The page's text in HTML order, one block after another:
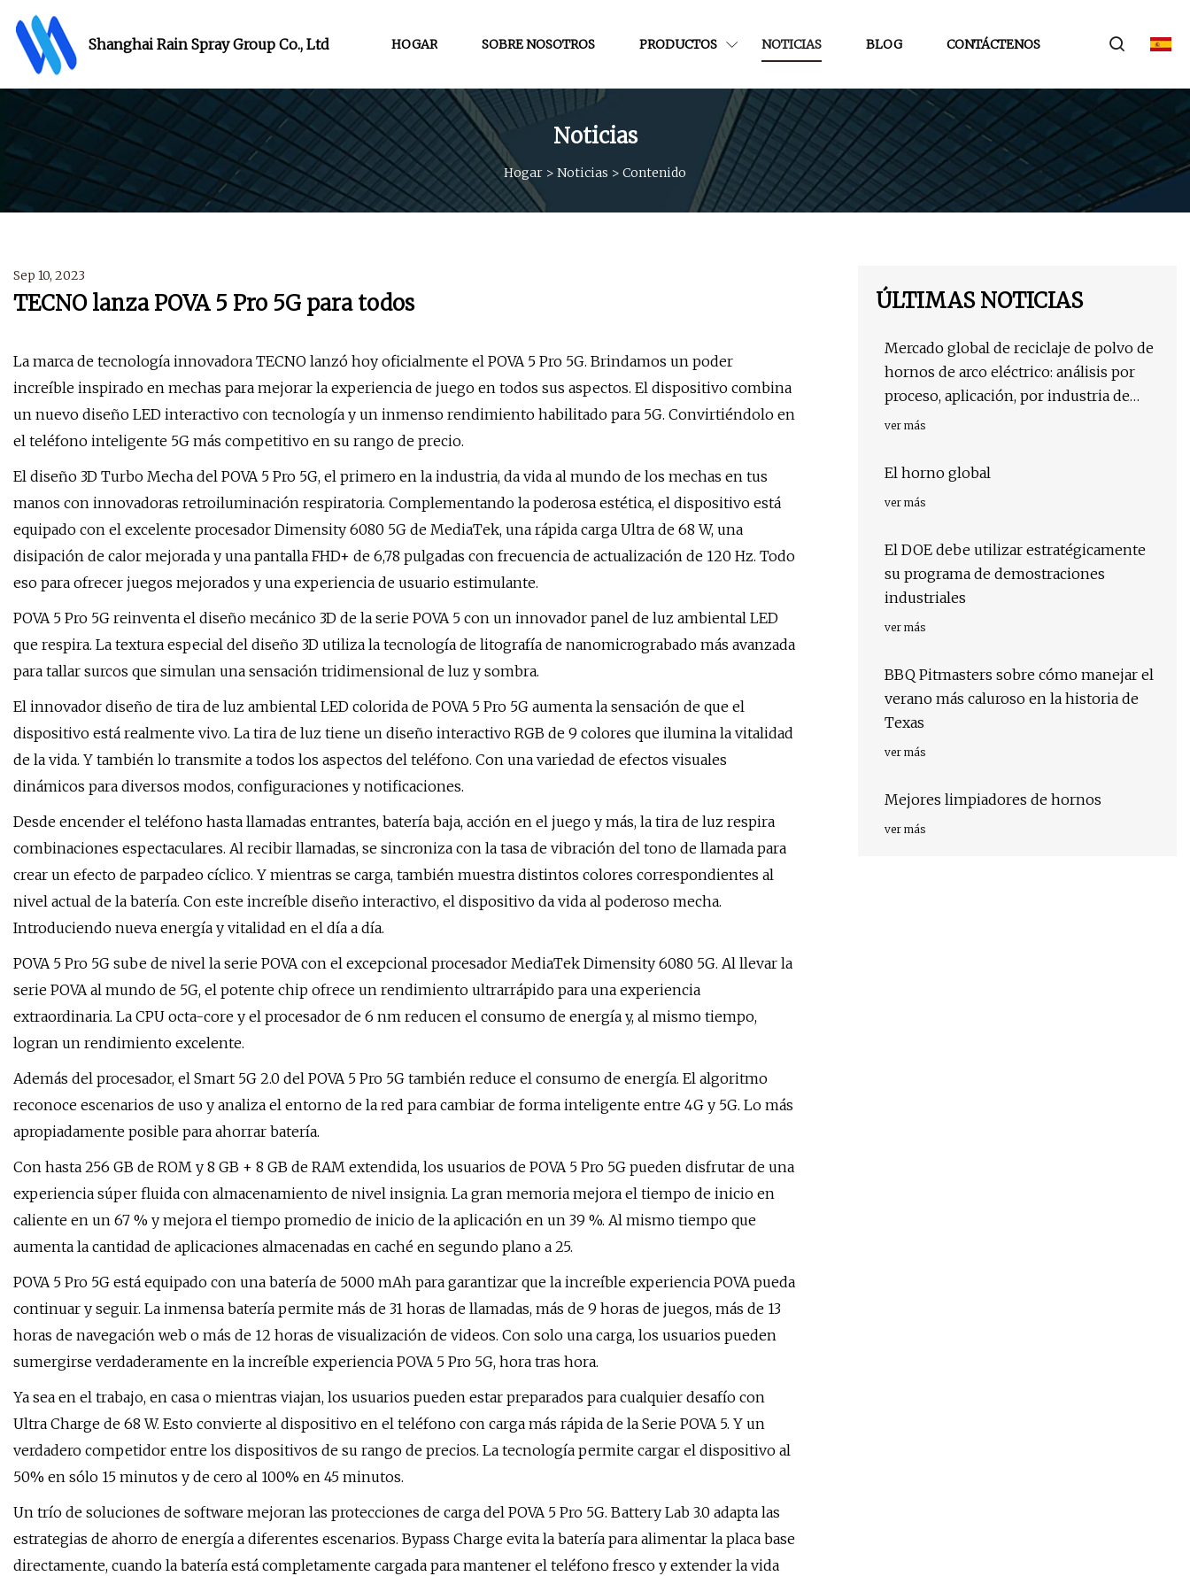
Shanghai Rain Spray Group Co., Ltd HOGAR SOBRE NOSOTROS PRODUCTOS NOTICIAS BLOG CONTÁCTENOS
Noticias
Hogar > Noticias > Contenido
Sep 10, 2023
TECNO lanza POVA 5 Pro 5G para todos
La marca de tecnología innovadora TECNO lanzó hoy oficialmente el POVA 5 Pro 5G. Brindamos un poder
increíble inspirado en mechas para mejorar la experiencia de juego en todos sus aspectos. El dispositivo combina
un nuevo diseño LED interactivo con tecnología y un inmenso rendimiento habilitado para 5G. Convirtiéndolo en
el teléfono inteligente 5G más competitivo en su rango de precio.
El diseño 3D Turbo Mecha del POVA 5 Pro 5G, el primero en la industria, da vida al mundo de los mechas en tus
manos con innovadoras retroiluminación respiratoria. Complementando la poderosa estética, el dispositivo está
equipado con el excelente procesador Dimensity 6080 5G de MediaTek, una rápida carga Ultra de 68 W, una
disipación de calor mejorada y una pantalla FHD+ de 6,78 pulgadas con frecuencia de actualización de 120 Hz. Todo
eso para ofrecer juegos mejorados y una experiencia de usuario estimulante.
POVA 5 Pro 5G reinventa el diseño mecánico 3D de la serie POVA 5 con un innovador panel de luz ambiental LED
que respira. La textura especial del diseño 3D utiliza la tecnología de litografía de nanomicrograbado más avanzada
para tallar surcos que simulan una sensación tridimensional de luz y sombra.
El innovador diseño de tira de luz ambiental LED colorida de POVA 5 Pro 5G aumenta la sensación de que el
dispositivo está realmente vivo. La tira de luz tiene un diseño interactivo RGB de 9 colores que ilumina la vitalidad
de la vida. Y también lo transmite a todos los aspectos del teléfono. Con una variedad de efectos visuales
dinámicos para diversos modos, configuraciones y notificaciones.
Desde encender el teléfono hasta llamadas entrantes, batería baja, acción en el juego y más, la tira de luz respira
combinaciones espectaculares. Al recibir llamadas, se sincroniza con la tasa de vibración del tono de llamada para
crear un efecto de parpadeo cíclico. Y mientras se carga, también muestra distintos colores correspondientes al
nivel actual de la batería. Con este increíble diseño interactivo, el dispositivo da vida al poderoso mecha.
Introduciendo nueva energía y vitalidad en el día a día.
POVA 5 Pro 5G sube de nivel la serie POVA con el excepcional procesador MediaTek Dimensity 6080 5G. Al llevar la
serie POVA al mundo de 5G, el potente chip ofrece un rendimiento ultrarrápido para una experiencia
extraordinaria. La CPU octa-core y el procesador de 6 nm reducen el consumo de energía y, al mismo tiempo,
logran un rendimiento excelente.
Además del procesador, el Smart 5G 2.0 del POVA 5 Pro 5G también reduce el consumo de energía. El algoritmo
reconoce escenarios de uso y analiza el entorno de la red para cambiar de forma inteligente entre 4G y 5G. Lo más
apropiadamente posible para ahorrar batería.
Con hasta 256 GB de ROM y 8 GB + 8 GB de RAM extendida, los usuarios de POVA 5 Pro 5G pueden disfrutar de una
experiencia súper fluida con almacenamiento de nivel insignia. La gran memoria mejora el tiempo de inicio en
caliente en un 67 % y mejora el tiempo promedio de inicio de la aplicación en un 39 %. Al mismo tiempo que
aumenta la cantidad de aplicaciones almacenadas en caché en segundo plano a 25.
POVA 5 Pro 5G está equipado con una batería de 5000 mAh para garantizar que la increíble experiencia POVA pueda
continuar y seguir. La inmensa batería permite más de 31 horas de llamadas, más de 9 horas de juegos, más de 13
horas de navegación web o más de 12 horas de visualización de videos. Con solo una carga, los usuarios pueden
sumergirse verdaderamente en la increíble experiencia POVA 5 Pro 5G, hora tras hora.
Ya sea en el trabajo, en casa o mientras viajan, los usuarios pueden estar preparados para cualquier desafío con
Ultra Charge de 68 W. Esto convierte al dispositivo en el teléfono con carga más rápida de la Serie POVA 5. Y un
verdadero competidor entre los dispositivos de su rango de precios. La tecnología permite cargar el dispositivo al
50% en sólo 15 minutos y de cero al 100% en 45 minutos.
Un trío de soluciones de software mejoran las protecciones de carga del POVA 5 Pro 5G. Battery Lab 3.0 adapta las
estrategias de ahorro de energía a diferentes escenarios. Bypass Charge evita la batería para alimentar la placa base
directamente, cuando la batería está completamente cargada para mantener el teléfono fresco y extender la vida
ÚLTIMAS NOTICIAS
Mercado global de reciclaje de polvo de
hornos de arco eléctrico: análisis por
proceso, aplicación, por industria de
usuario final, por región, por país:
para 2029
ver más
El horno global
ver más
El DOE debe utilizar estratégicamente
su programa de demostraciones
industriales
ver más
BBQ Pitmasters sobre cómo manejar el
verano más caluroso en la historia de
Texas
ver más
Mejores limpiadores de hornos
ver más